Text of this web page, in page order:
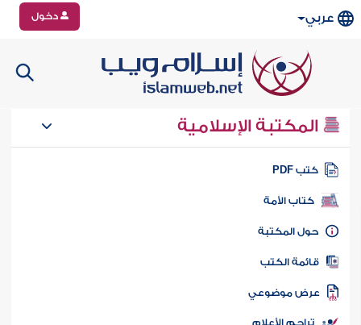
عربي دخول
المكتبة الإسلامية
كتب PDF
كتاب الأمة
المكتبة
الكتب